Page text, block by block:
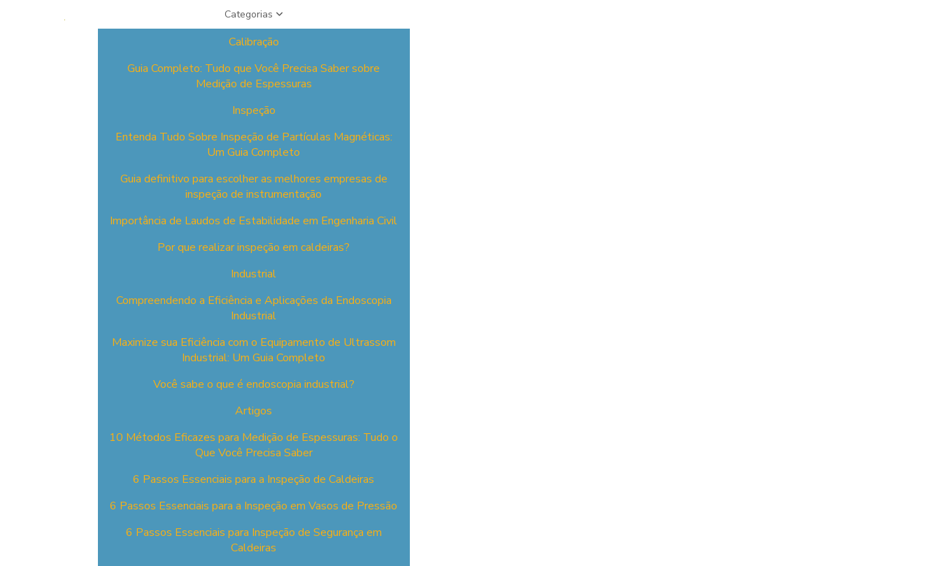
Categorias
Calibração
Guia Completo: Tudo que Você Precisa Saber sobre
Medição de Espessuras
Inspeção
Entenda Tudo Sobre Inspeção de Partículas Magnéticas:
Um Guia Completo
Guia definitivo para escolher as melhores empresas de
inspeção de instrumentação
Importância de Laudos de Estabilidade em Engenharia Civil
Por que realizar inspeção em caldeiras?
Industrial
Compreendendo a Eficiência e Aplicações da Endoscopia
Industrial
Maximize sua Eficiência com o Equipamento de Ultrassom
Industrial: Um Guia Completo
Você sabe o que é endoscopia industrial?
Artigos
10 Métodos Eficazes para Medição de Espessuras: Tudo o
Que Você Precisa Saber
6 Passos Essenciais para a Inspeção de Caldeiras
6 Passos Essenciais para a Inspeção em Vasos de Pressão
6 Passos Essenciais para Inspeção de Segurança em
Caldeiras